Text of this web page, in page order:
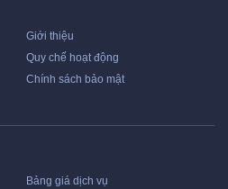
Giới thiệu
Quy chế hoạt động
Chính sách bảo mật
Bảng giá dịch vụ